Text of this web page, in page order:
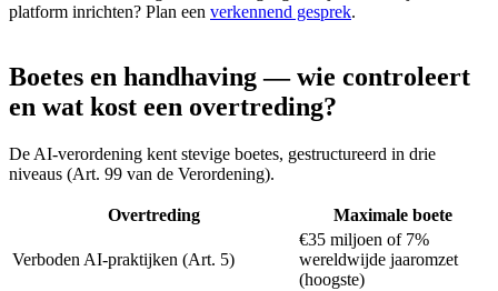
platform inrichten? Plan een verkennend gesprek.
Boetes en handhaving — wie controleert
en wat kost een overtreding?
De AI-verordening kent stevige boetes, gestructureerd in drie
niveaus (Art. 99 van de Verordening).
Overtreding Maximale boete
Verboden AI-praktijken (Art. 5)
€35 miljoen of 7%
wereldwijde jaaromzet
(hoogste)